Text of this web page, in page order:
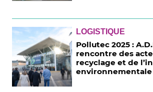
LOGISTIQUE
Pollutec 2025 :
rencontre des
recyclage et de
environnementale